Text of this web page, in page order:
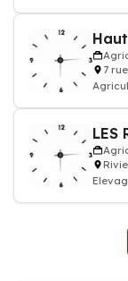
7
LES